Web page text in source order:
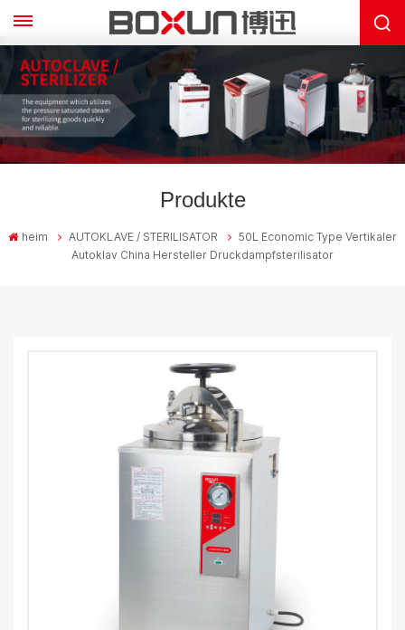
Produkte
heim AUTOKLAVE / STERILISATOR
50L Economic Type Vertikaler
Autoklav China Hersteller Druckdampfsterilisator